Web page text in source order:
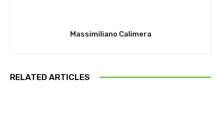
Massimiliano Calimera
RELATED ARTICLES